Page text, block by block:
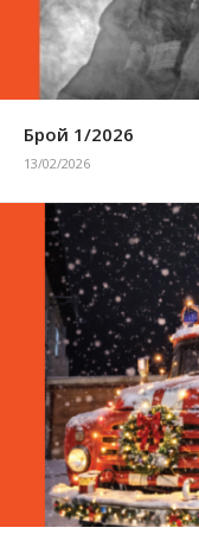
Брой 1/2026
13/02/2026